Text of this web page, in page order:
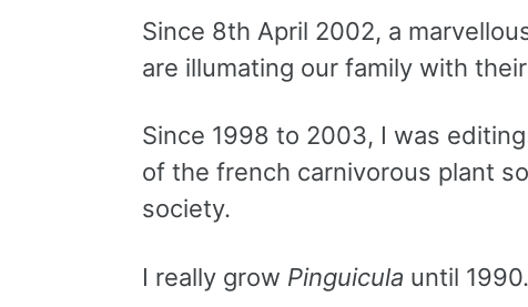
Since 8th April 2002, a
are illumating our family with
Since 1998 to 2003, I was
of the french carnivorous plant
society.
I really grow Pinguicula until 1990.